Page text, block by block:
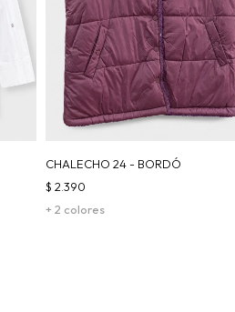
CHALECHO 24 - BORDÓ
+ 2 colores
$ 2.390